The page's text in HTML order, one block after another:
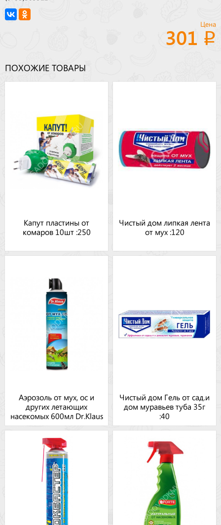
Цена
301
ПОХОЖИЕ ТОВАРЫ
Капут пластины от
комаров 10шт :250
Чистый дом липкая лента
от мух :120
Аэрозоль от мух, ос и
других летающих
насекомых 600мл Dr.Klaus
Чистый дом Гель от сад.и
дом муравьев туба 35г
:40